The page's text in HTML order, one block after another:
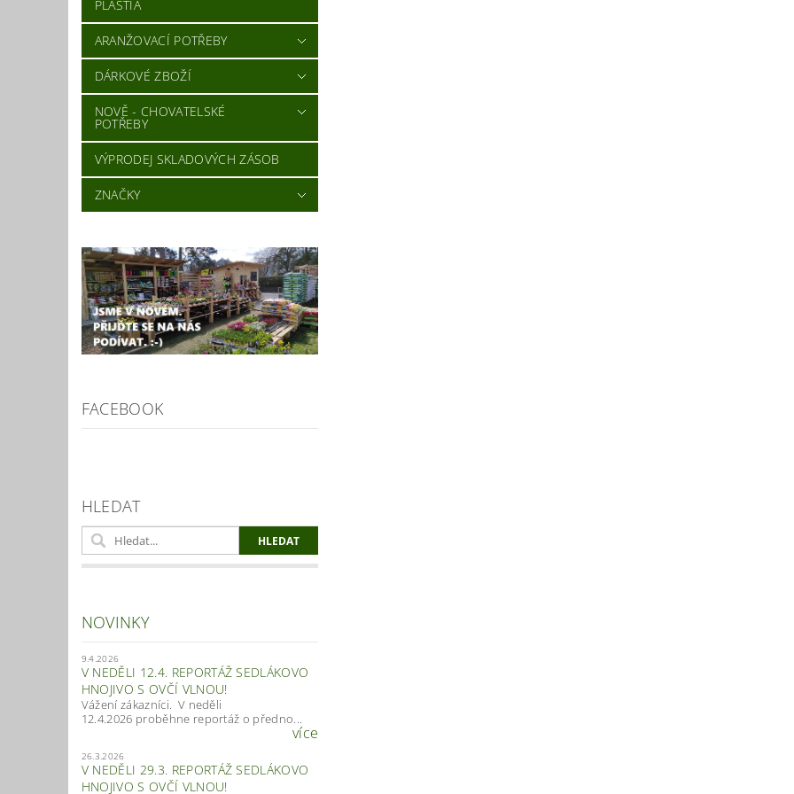
PLASTIA
ARANŽOVACÍ POTŘEBY
DÁRKOVÉ ZBOŽÍ
NOVĚ - CHOVATELSKÉ
POTŘEBY
VÝPRODEJ SKLADOVÝCH ZÁSOB
ZNAČKY
FACEBOOK
HLEDAT
NOVINKY
9.4.2026
V NEDĚLI 12.4. REPORTÁŽ SEDLÁKOVO
HNOJIVO S OVČÍ VLNOU!
Vážení zákazníci. V neděli
12.4.2026 proběhne reportáž o předno...
více
26.3.2026
V NEDĚLI 29.3. REPORTÁŽ SEDLÁKOVO
HNOJIVO S OVČÍ VLNOU!